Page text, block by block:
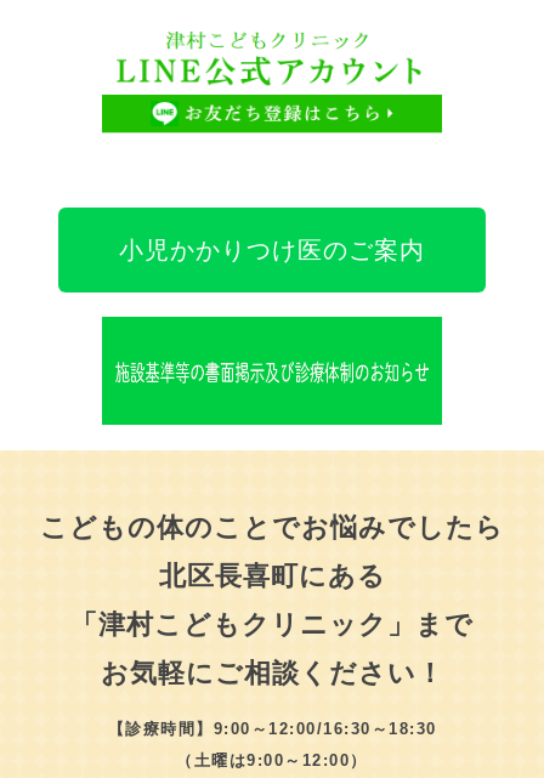
察を行ないます。
2025.11.26
を行ないます。
行ないます。
2025.10.14
インフルエンザワクチンの予約で、注射からフルミス
ト点鼻液に変更を希望される方は、診療時間中にお電
クして下さい
小児かかりつけ医のご案内
こどもの体のことでお悩みでしたら
北区長喜町にある
「津村こどもクリニック」まで
お気軽にご相談ください！
【診療時間】9:00～12:00/16:30～18:30
（土曜は9:00～12:00）